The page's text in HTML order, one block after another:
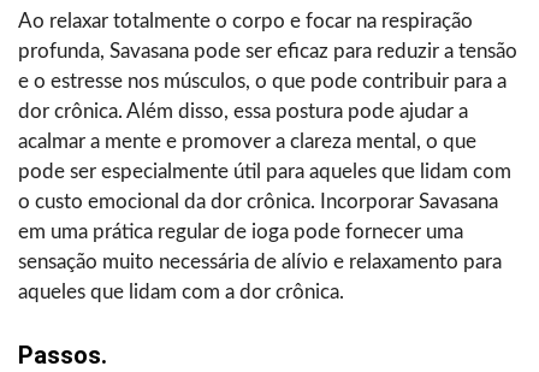
Ao relaxar totalmente o corpo e focar na respiração
profunda, Savasana pode ser eficaz para reduzir a tensão
e o estresse nos músculos, o que pode contribuir para a
dor crônica. Além disso, essa postura pode ajudar a
acalmar a mente e promover a clareza mental, o que
pode ser especialmente útil para aqueles que lidam com
o custo emocional da dor crônica. Incorporar Savasana
em uma prática regular de ioga pode fornecer uma
sensação muito necessária de alívio e relaxamento para
aqueles que lidam com a dor crônica.
Passos.